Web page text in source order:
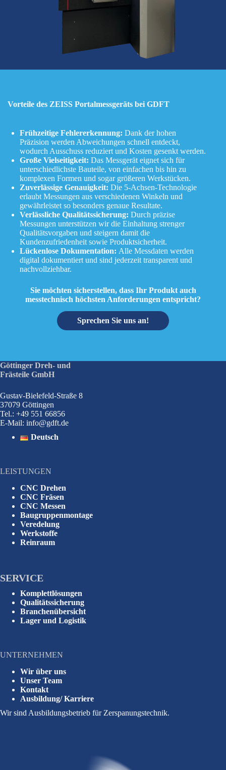
Vorteile des ZEISS Portalmessgeräts bei GDFT
Frühzeitige Fehlererkennung: Dank der hohen
Präzision werden Abweichungen schnell entdeckt,
wodurch Ausschuss reduziert und Kosten gesenkt werden.
Große Vielseitigkeit: Das Messgerät eignet sich für
unterschiedlichste Bauteile, von einfachen bis hin zu
komplexen Formen und sogar größeren Werkstücken.
Zuverlässige Genauigkeit: Die 5-Achsen-Technologie
erlaubt Messungen aus verschiedenen Winkeln und
gewährleistet so besonders genaue Resultate.
Verlässliche Qualitätssicherung: Durch präzise
Messungen unterstützen wir die Einhaltung strenger
Qualitätsvorgaben und steigern damit die
Kundenzufriedenheit sowie Produktsicherheit.
Lückenlose Dokumentation: Alle Messdaten werden
digital dokumentiert und sind jederzeit transparent und
nachvollziehbar.
Sie möchten sicherstellen, dass Ihr Produkt auch
messtechnisch höchsten Anforderungen entspricht?
Sprechen Sie uns an!
Göttinger Dreh- und
Frästeile GmbH
Gustav-Bielefeld-Straße 8
37079 Göttingen
Tel.: +49 551 66856
E-Mail: info@gdft.de
Deutsch
LEISTUNGEN
CNC Drehen
CNC Fräsen
CNC Messen
Baugruppenmontage
Veredelung
Werkstoffe
Reinraum
SERVICE
Komplettlösungen
Qualitätssicherung
Branchenübersicht
Lager und Logistik
UNTERNEHMEN
Wir über uns
Unser Team
Kontakt
Ausbildung/ Karriere
Wir sind Ausbildungsbetrieb für Zerspanungstechnik.